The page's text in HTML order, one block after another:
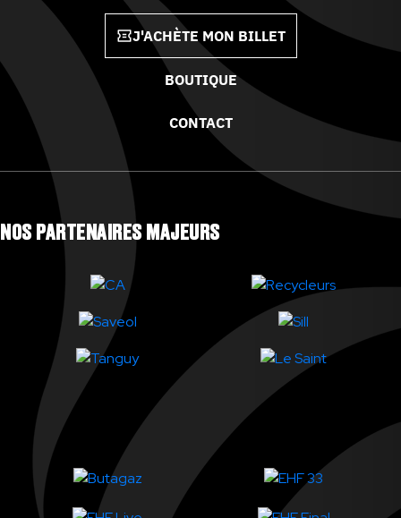
J'ACHÈTE MON BILLET
BOUTIQUE
CONTACT
NOS PARTENAIRES MAJEURS